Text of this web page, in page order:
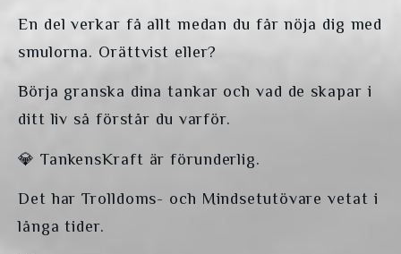
En del verkar få allt medan du får nöja dig med
smulorna. Orättvist eller?
Börja granska dina tankar och vad de skapar i
ditt liv så förstår du varför.
💎 TankensKraft är förunderlig.
Det har Trolldoms- och Mindsetutövare vetat i
långa tider.